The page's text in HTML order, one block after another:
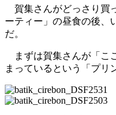
賀集さんがどっさり買
ーティー」の昼食の後、
だ。
まずは賀集さんが「こ
まっているという「プリ